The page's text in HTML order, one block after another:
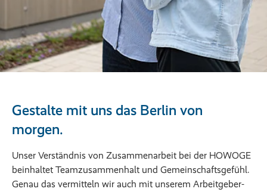
Gestalte mit uns das Berlin von
morgen.
Unser Verständnis von Zusammenarbeit bei der HOWOGE
beinhaltet Teamzusammenhalt und Gemeinschaftsgefühl.
Genau das vermitteln wir auch mit unserem Arbeitgeber-